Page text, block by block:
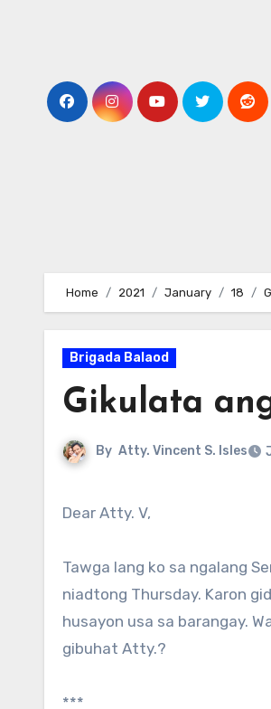
Home 2021 January 18
Brigada Balaod
Gikulata
By Atty. Vincent S. Isles
Dear Atty. V,
Tawga lang ko sa ngalang
niadtong Thursday. Karon
husayon usa sa barangay.
gibuhat Atty.?
***